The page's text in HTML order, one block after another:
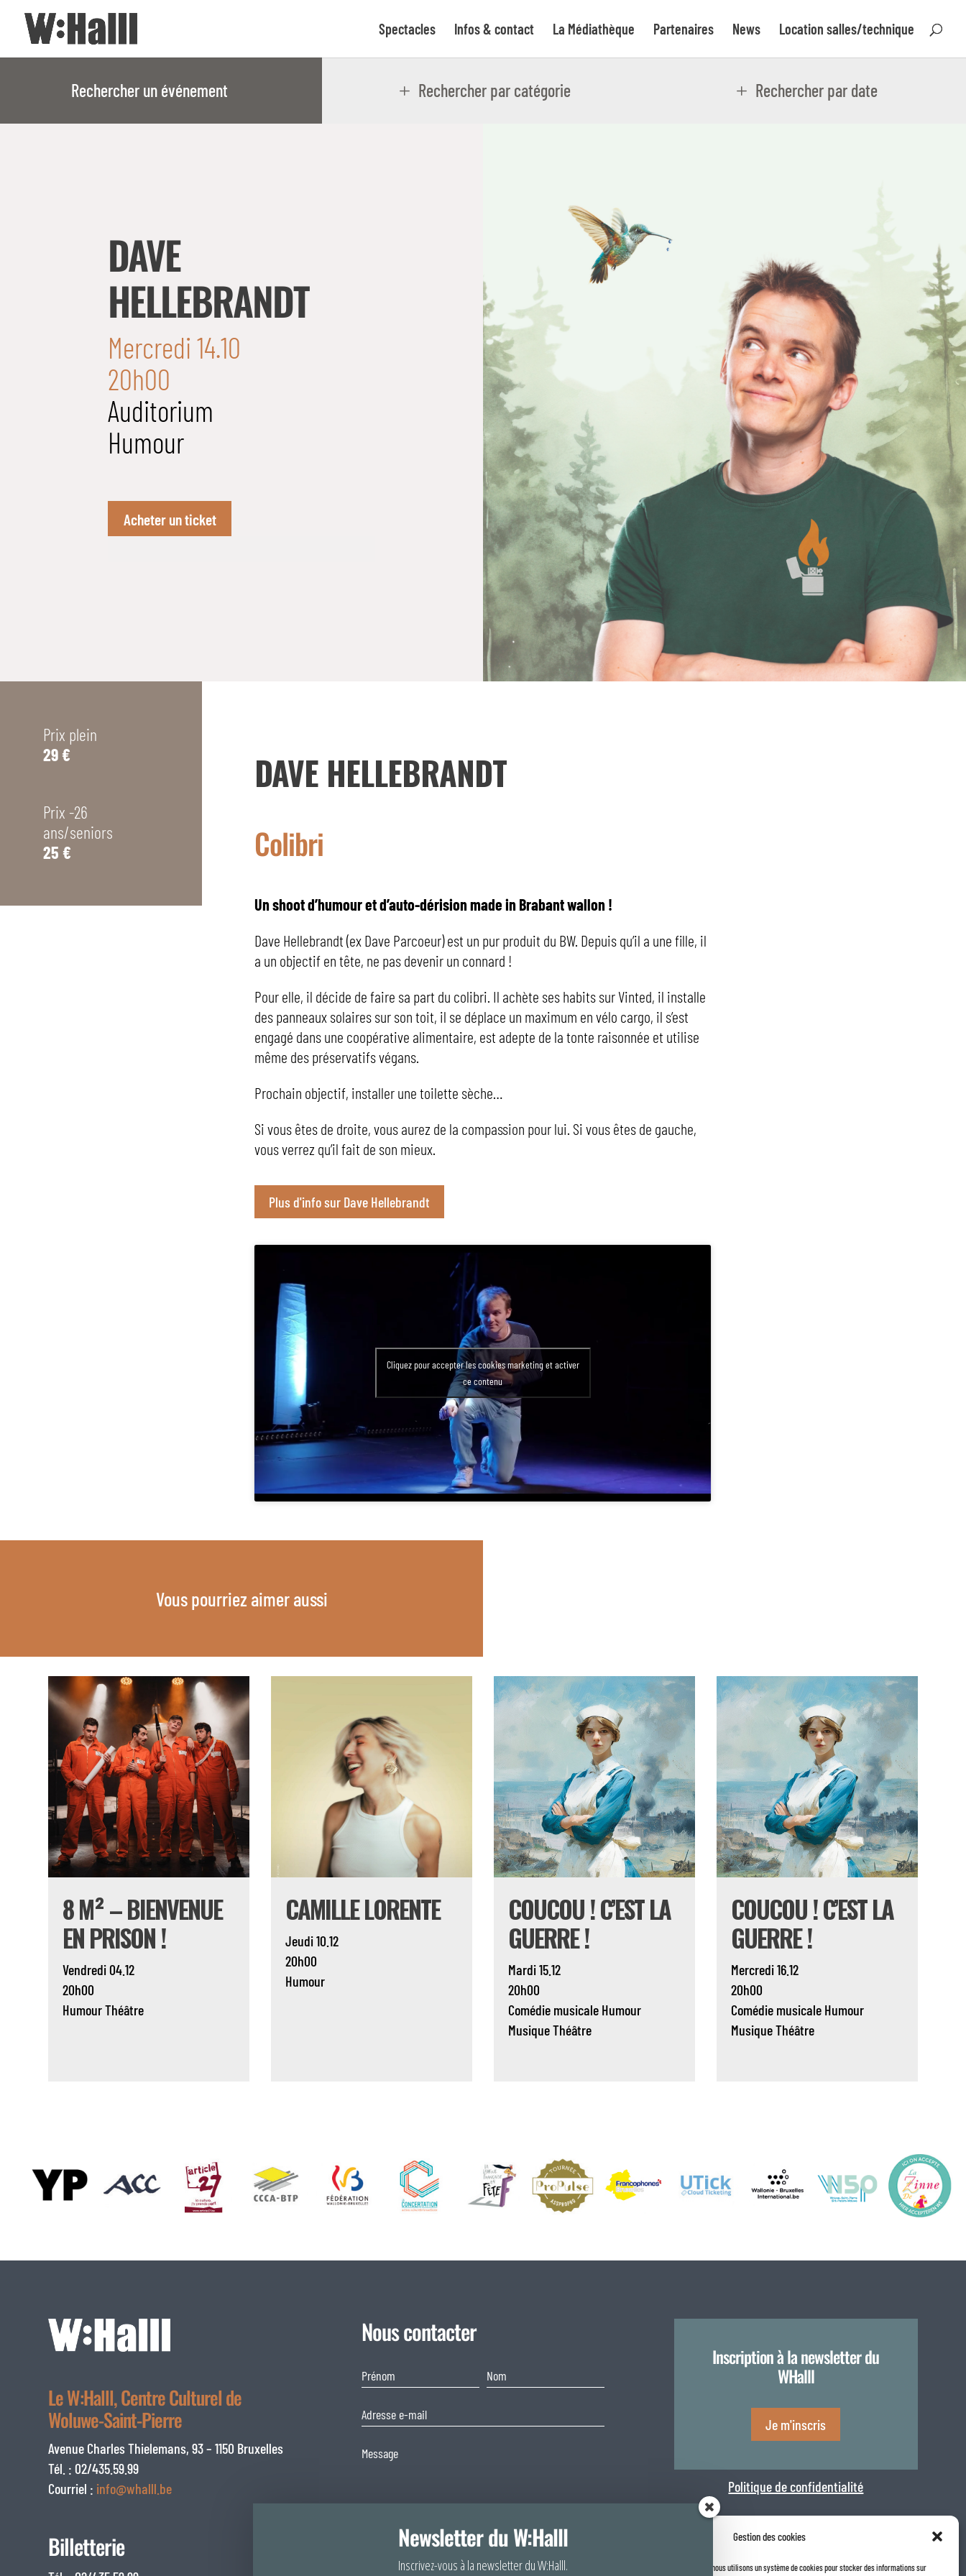
Gestion des cookies
Afin de fournir la meilleure expérience, nous utilisons un système de cookies pour stocker des informations sur
Spectacles Infos & contact La Médiathèque Partenaires News Location salles/technique
Rechercher un événement Rechercher par catégorie Rechercher par date
DAVE
HELLEBRANDT
Mercredi 14.10
20h00
Auditorium
Humour
Acheter un ticket
Prix plein
29 €
Prix -26
ans/seniors
25 €
DAVE HELLEBRANDT
Colibri
Un shoot d’humour et d’auto-dérision made in Brabant wallon !
Dave Hellebrandt (ex Dave Parcoeur) est un pur produit du BW. Depuis qu’il a une fille, il
a un objectif en tête, ne pas devenir un connard !
Pour elle, il décide de faire sa part du colibri. Il achète ses habits sur Vinted, il installe
des panneaux solaires sur son toit, il se déplace un maximum en vélo cargo, il s’est
engagé dans une coopérative alimentaire, est adepte de la tonte raisonnée et utilise
même des préservatifs végans.
Prochain objectif, installer une toilette sèche…
Si vous êtes de droite, vous aurez de la compassion pour lui. Si vous êtes de gauche,
vous verrez qu’il fait de son mieux.
Plus d'info sur Dave Hellebrandt
Cliquez pour accepter les cookies marketing et activer
ce contenu
Vous pourriez aimer aussi
8 M² – BIENVENUE
EN PRISON !
Vendredi 04.12
20h00
HumourThéâtre
CAMILLE LORENTE
Jeudi 10.12
20h00
Humour
COUCOU ! C’EST LA
GUERRE !
Mardi 15.12
20h00
Comédie musicale Humour
MusiqueThéâtre
COUCOU ! C’EST LA
GUERRE !
Mercredi 16.12
20h00
Comédie musicale Humour
MusiqueThéâtre
Le W:Halll, Centre Culturel de
Woluwe-Saint-Pierre
Avenue Charles Thielemans, 93 – 1150 Bruxelles
Tél. : 02/435.59.99
Courriel : info@whalll.be
Billetterie
Nous contacter
Inscription à la newsletter du
WHalll
Je m'inscris
Politique de confidentialité
Newsletter du W:Halll
Inscrivez-vous à la newsletter du W:Halll.